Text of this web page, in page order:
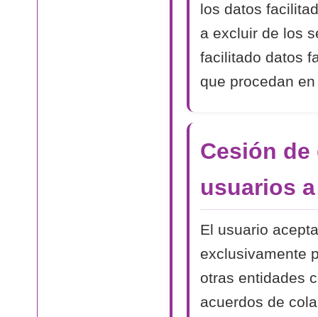
los datos
a excluir de los
facilitado datos
que procedan
Cesión
usuarios
El usuario
exclusivamente
otras entidades
acuerdos de